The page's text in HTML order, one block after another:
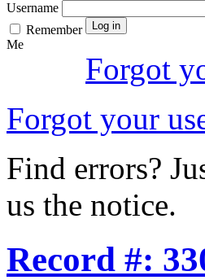
Username
Remember
Me
Forgot
Forgot your
Find errors?
us the notice.
Record #: